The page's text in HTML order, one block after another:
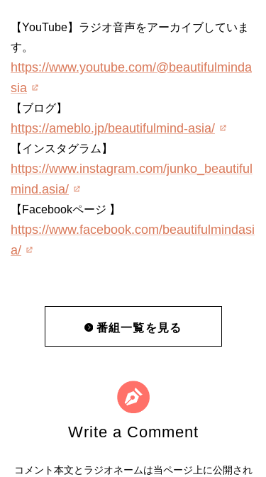
【YouTube】ラジオ音声をアーカイブしていま
す。
https://www.youtube.com/@beautifulminda
sia
【ブログ】
https://ameblo.jp/beautifulmind-asia/
【インスタグラム】
https://www.instagram.com/junko_beautiful
mind.asia/
【Facebookページ 】
https://www.facebook.com/beautifulmindasi
a/
番組一覧を見る
Write a Comment
コメント本文とラジオネームは当ページ上に公開され